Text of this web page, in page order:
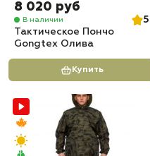
8 020 руб
В наличии
5
Тактическое Пончо
Gongtex Олива
Купить